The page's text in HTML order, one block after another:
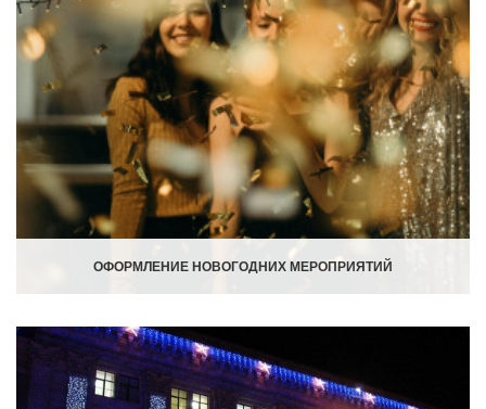
ОФОРМЛЕНИЕ НОВОГОДНИХ МЕРОПРИЯТИЙ